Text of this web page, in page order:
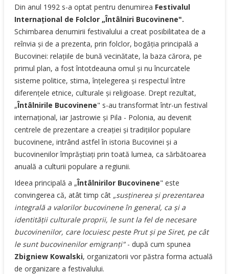
Din anul 1992 s-a optat pentru denumirea Festivalul
Internaţional de Folclor „Întâlniri Bucovinene".
Schimbarea denumirii festivalului a creat posibilitatea de a
reînvia şi de a prezenta, prin folclor, bogăţia principală a
Bucovinei: relaţiile de bună vecinătate, la baza cărora, pe
primul plan, a fost întotdeauna omul şi nu încurcatele
sisteme politice, stima, înţelegerea şi respectul între
diferenţele etnice, culturale şi religioase. Drept rezultat,
„Întâlnirile Bucovinene" s-au transformat într-un festival
internaţional, iar Jastrowie şi Pila - Polonia, au devenit
centrele de prezentare a creaţiei şi tradiţiilor populare
bucovinene, intrând astfel în istoria Bucovinei şi a
bucovinenilor împrăştiaţi prin toată lumea, ca sărbătoarea
anuală a culturii populare a regiunii.
Ideea principală a „Întâlnirilor Bucovinene" este
convingerea că, atât timp cât „susţinerea şi prezentarea
integrală a valorilor bucovinene în general, ca şi a
identităţii culturale proprii, le sunt la fel de necesare
bucovinenilor, care locuiesc peste Prut şi pe Siret, pe cât
le sunt bucovinenilor emigranţi"- după cum spunea
Zbigniew Kowalski, organizatorii vor păstra forma actuală
de organizare a festivalului.